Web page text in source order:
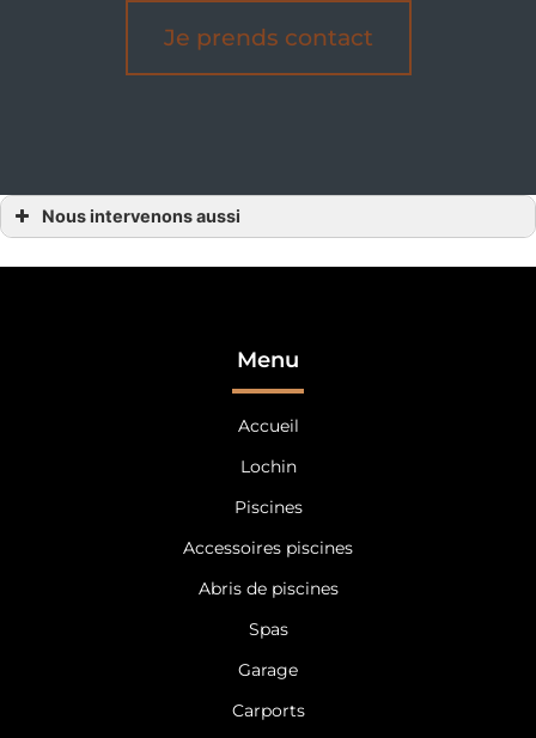
Je prends contact
Nous intervenons aussi
Menu
Accueil
Lochin
Piscines
Accessoires piscines
Abris de piscines
Spas
Garage
Carports